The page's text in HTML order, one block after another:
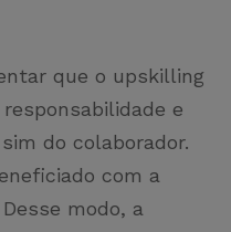
que o upskilling
e
do colaborador.
com a
modo, a